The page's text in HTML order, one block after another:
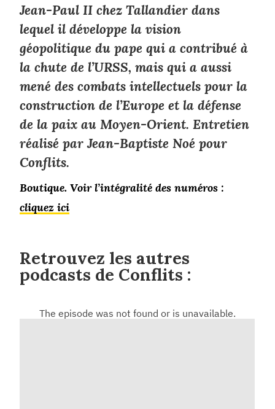
Jean-Paul II chez Tallandier dans
lequel il développe la vision
géopolitique du pape qui a contribué à
la chute de l’URSS, mais qui a aussi
mené des combats intellectuels pour la
construction de l’Europe et la défense
de la paix au Moyen-Orient. Entretien
réalisé par Jean-Baptiste Noé pour
Conflits.
Boutique. Voir l’intégralité des numéros :
cliquez ici
Retrouvez les autres
podcasts de Conflits :